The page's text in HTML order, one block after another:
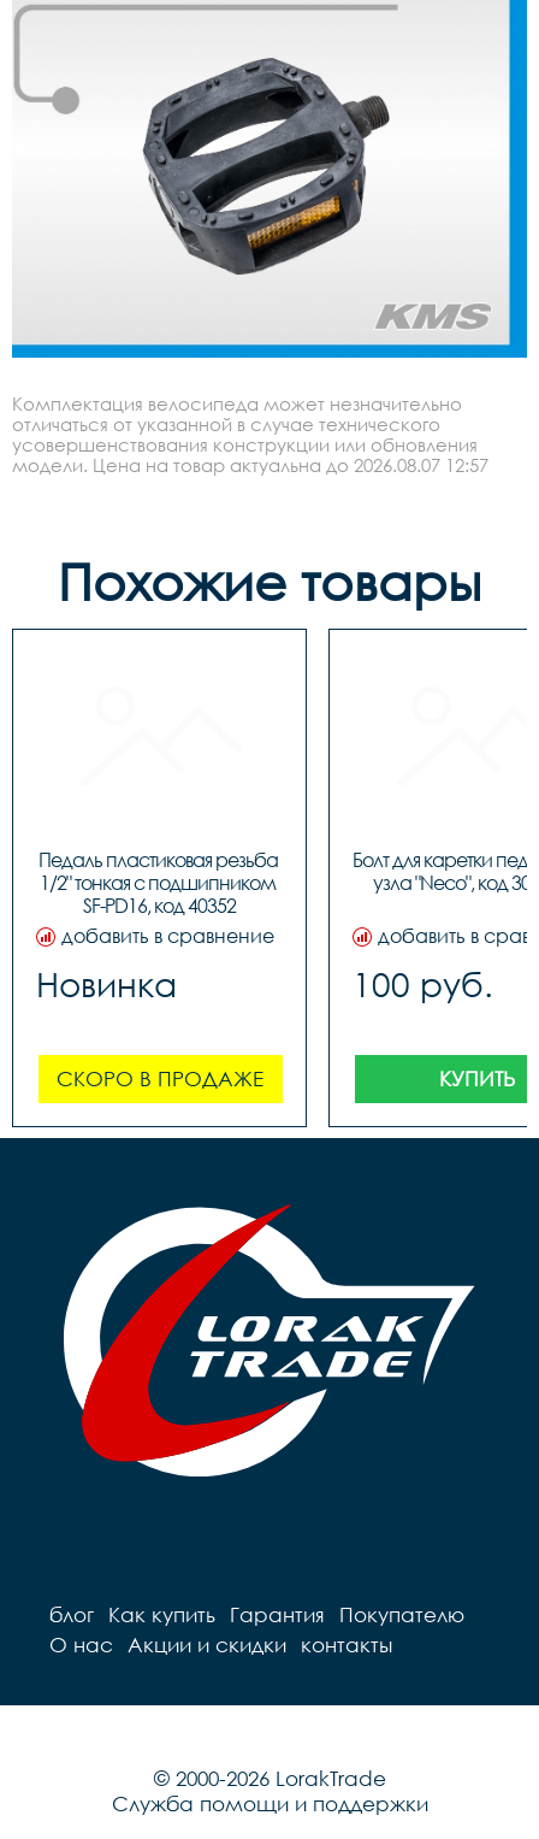
Комплектация велосипеда может незначительно
отличаться от указанной в случае технического
усовершенствования конструкции или обновления
модели. Цена на товар актуальна до 2026.08.07 12:57
Похожие товары
Педаль пластиковая резьба
1/2" тонкая c подшипником
SF-PD16, код 40352
добавить в сравнение
Новинка
СКОРО В ПРОДАЖЕ
Болт для каретки
узла "Neco", код
добавить в
100 руб.
КУПИТЬ
блог Как купить Гарантия
Покупателю
О нас
Акции и скидки контакты
© 2000-2026 LorakTrade
Служба помощи и поддержки